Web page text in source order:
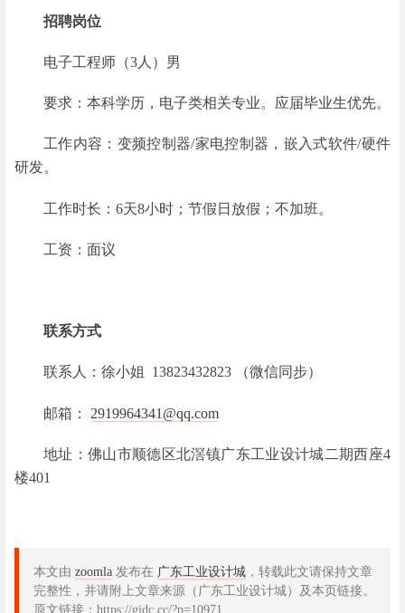
招聘岗位
电子工程师（3人）男
要求：本科学历，电子类相关专业。应届毕业生优先。
工作内容：变频控制器/家电控制器，嵌入式软件/硬件
研发。
工作时长：6天8小时；节假日放假；不加班。
工资：面议
联系方式
联系人：徐小姐 13823432823 （微信同步）
邮箱： 2919964341@qq.com
地址：佛山市顺德区北滘镇广东工业设计城二期西座4
楼401
本文由 zoomla 发布在 广东工业设计城 ，转载此文请保持文章
完整性，并请附上文章来源（广东工业设计城）及本页链接。
原文链接：https://gidc.cc/?p=10971